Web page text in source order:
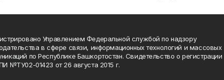
Управлением Федеральной службой по надзору
в сфере связи, информационных технологий и массовых
по Республике Башкортостан. Свидетельство о регистрации
№ТУ02-01423 от 26 августа 2015 г.